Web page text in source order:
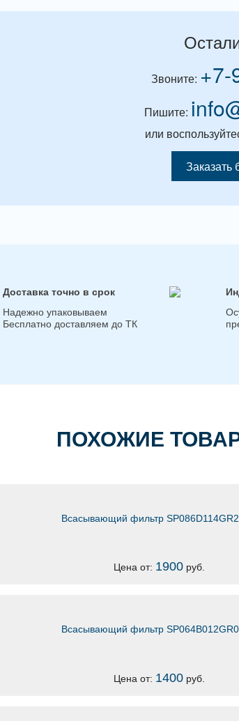
Звоните: +7-
Пишите:
или
Заказать
Доставка точно в срок
Надежно упаковываем
Бесплатно доставляем до ТК
ПОХОЖИЕ
Всасывающий фильтр
Цена от: 1900руб.
Всасывающий фильтр
Цена от: 1400руб.